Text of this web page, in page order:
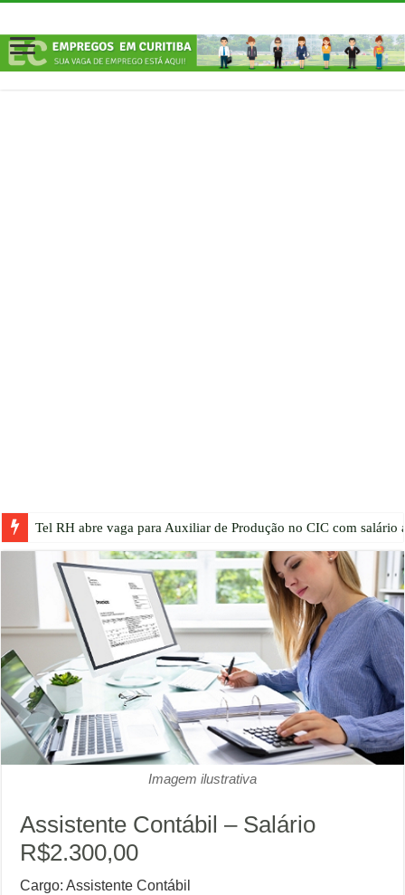
Tel RH abre vaga para Auxiliar de Produção no CIC com salário
Imagem ilustrativa
Assistente Contábil – Salário
R$2.300,00
Cargo: Assistente Contábil